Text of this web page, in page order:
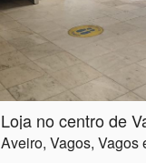
Loja no centro de
Aveiro, Vagos, Vagos